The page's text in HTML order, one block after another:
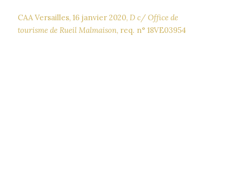
CAA Versailles, 16 janvier 2020, D c/ Office de
tourisme de Rueil Malmaison, req. n° 18VE03954